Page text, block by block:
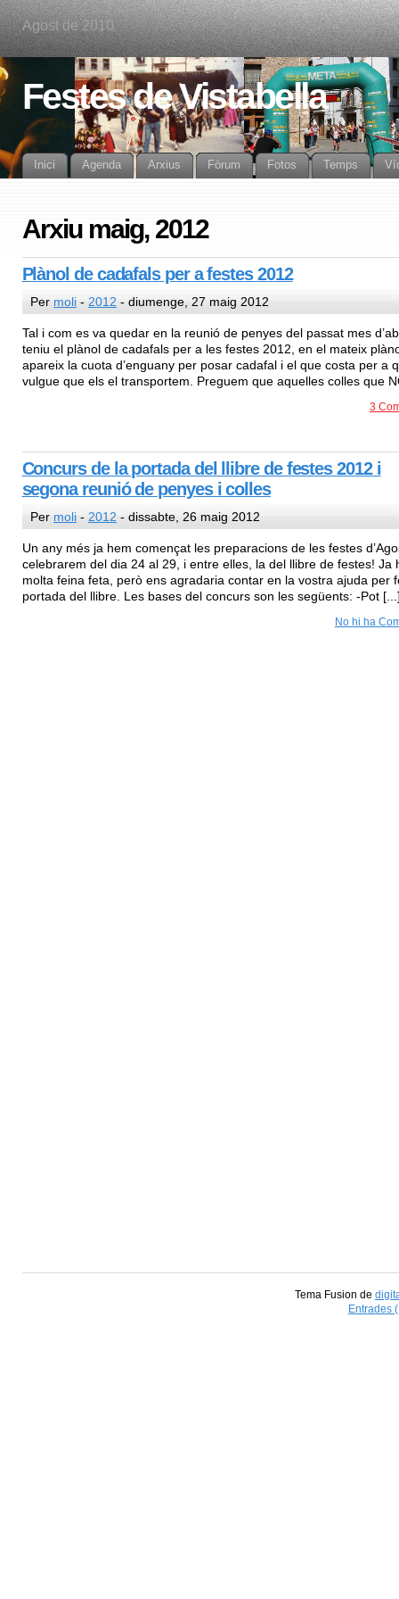
Agost de 2010
Festes de Vistabella
Inici Agenda Arxius Fòrum Fotos Temps
Arxiu maig, 2012
Plànol de cadafals per a festes 2012
Per moli - 2012 - diumenge, 27 maig 2012
Tal i com es va quedar en la reunió de penyes del passat mes
teniu el plànol de cadafals per a les festes 2012, en el mateix
apareix la cuota d’enguany per posar cadafal i el que costa per a
vulgue que els el transportem. Preguem que aquelles colles que
3
Concurs de la portada del llibre de festes 2012 i
segona reunió de penyes i colles
Per moli - 2012 - dissabte, 26 maig 2012
Un any més ja hem començat les preparacions de les festes
celebrarem del dia 24 al 29, i entre elles, la del llibre de festes! Ja
molta feina feta, però ens agradaria contar en la vostra ajuda per
portada del llibre. Les bases del concurs son les següents: -Pot
No hi ha
Tema Fusion de
Entrades